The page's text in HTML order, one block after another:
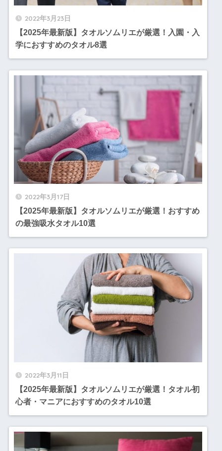
2022年3月23日
【2025年最新版】タオルソムリエが厳選！入園・入
学におすすめのタオル8選
2022年3月17日
【2025年最新版】タオルソムリエが厳選！おすすめ
の最強吸水タオル10選
2022年3月11日
【2025年最新版】タオルソムリエが厳選！タオル初
心者・マニアにおすすめのタオル10選